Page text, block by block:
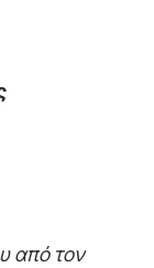
από τον